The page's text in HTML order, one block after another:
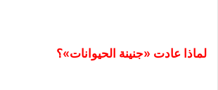
لماذا عادت «جنينة الحيوانات»؟